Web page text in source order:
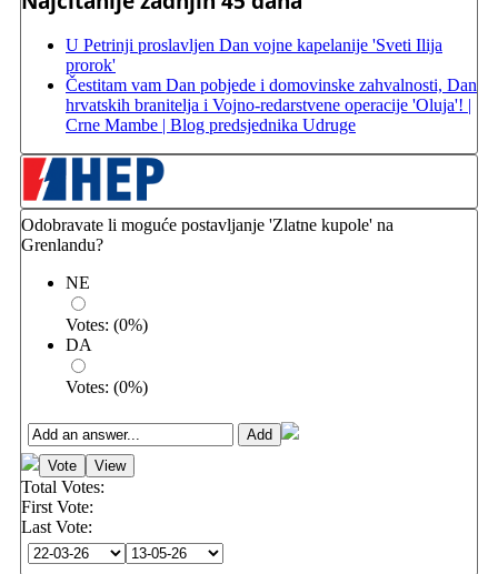
U Petrinji proslavljen Dan vojne kapelanije 'Sveti Ilija
prorok'
Čestitam vam Dan pobjede i domovinske zahvalnosti, Dan
hrvatskih branitelja i Vojno-redarstvene operacije 'Oluja'! |
Crne Mambe | Blog predsjednika Udruge
Odobravate li moguće postavljanje 'Zlatne kupole' na
Grenlandu?
NE
Votes: (0%)
DA
Votes: (0%)
Total Votes:
First Vote:
Last Vote: